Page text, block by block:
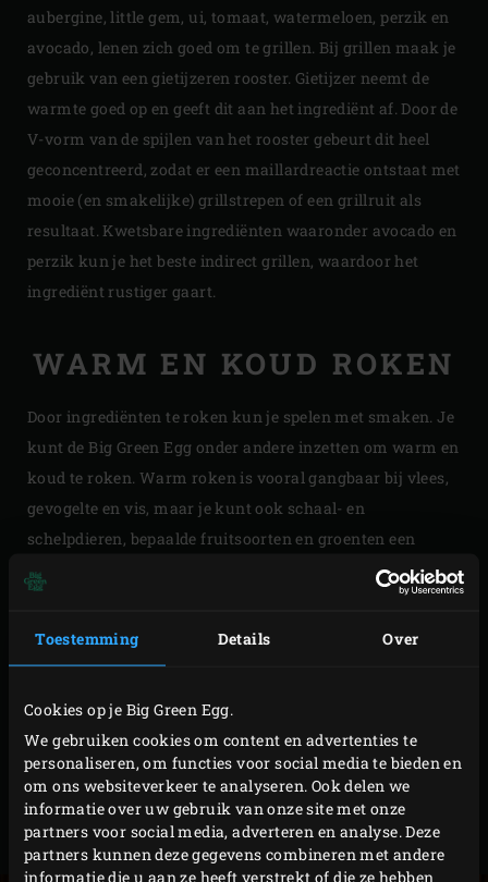
Toestemming Details Over
Cookies op je Big Green Egg.
We gebruiken cookies om content en advertenties te
personaliseren, om functies voor social media te bieden en
om ons websiteverkeer te analyseren. Ook delen we
informatie over uw gebruik van onze site met onze
partners voor social media, adverteren en analyse. Deze
partners kunnen deze gegevens combineren met andere
informatie die u aan ze heeft verstrekt of die ze hebben
aubergine, little gem, ui, tomaat, watermeloen, perzik en
avocado, lenen zich goed om te grillen. Bij grillen maak je
gebruik van een gietijzeren rooster. Gietijzer neemt de
warmte goed op en geeft dit aan het ingrediënt af. Door de
V-vorm van de spijlen van het rooster gebeurt dit heel
geconcentreerd, zodat er een maillardreactie ontstaat met
mooie (en smakelijke) grillstrepen of een grillruit als
resultaat. Kwetsbare ingrediënten waaronder avocado en
perzik kun je het beste indirect grillen, waardoor het
ingrediënt rustiger gaart.
WARM EN KOUD ROKEN
Door ingrediënten te roken kun je spelen met smaken. Je
kunt de Big Green Egg onder andere inzetten om warm en
koud te roken. Warm roken is vooral gangbaar bij vlees,
gevogelte en vis, maar je kunt ook schaal- en
schelpdieren, bepaalde fruitsoorten en groenten een
heerlijk rookaccent geven. Zalm is wellicht het meest
populaire ingrediënt om koud te roken. Maar wil je out of
the box-koken dan kun je ook producten als boter,
olijfolie, eieren, kazen, chocolade, noten, zout of zuivel
basis om ijs van te draaien. Zo serveer je echt iets unieks!
Afhankelijk van het product dat je wilt roken en het
gewenste smaakaccent maak je gebruik van
verschillende soortenrookhout. De setting in de Big Green
Egg is afhankelijk van op welke manier je rookt.